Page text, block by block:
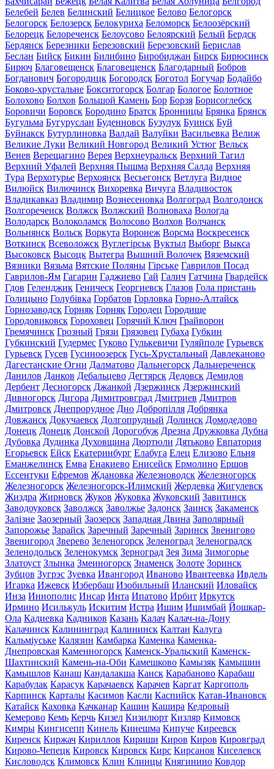
Белебей Белев Белинский Белицкое Белово Белогорск
Белогорск Белозерск Белокуриха Беломорск Белоозёрский
Белорецк Белореченск Белоусово Белоярский Белый Бердск
Бердянск Березники Березовский Березовский Берислав
Беслан Бийск Бикин Билибино Биробиджан Бирск Бирюсинск
Бирюч Благовещенск Благовещенск Благодарный Бобров
Богданович Богородицк Богородск Боготол Богучар Бодайбо
Боково-хрустальне Бокситогорск Болгар Бологое Болотное
Болохово Болхов Большой Камень Бор Борзя Борисоглебск
Боровичи Боровск Бородино Братск Бронницы Брянка Брянск
Бугульма Бугуруслан Буденновск Бузулук Буинск Буй
Буйнакск Бутурлиновка Валдай Валуйки Васильевка Велиж
Великие Луки Великий Новгород Великий Устюг Вельск
Венев Верещагино Верея Верхнеуральск Верхний Тагил
Верхний Уфалей Верхняя Пышма Верхняя Салда Верхняя
Тура Верхотурье Верхоянск Весьегонск Ветлуга Видное
Вилюйск Вилючинск Вихоревка Вичуга Владивосток
Владикавказ Владимир Вознесеновка Волгоград Волгодонск
Волгореченск Волжск Волжский Волноваха Вологда
Володарск Волоколамск Волосово Волхов Волчанск
Вольнянск Вольск Воркута Воронеж Ворсма Воскресенск
Воткинск Всеволожск Вуглегірськ Вуктыл Выборг Выкса
Высоковск Высоцк Вытегра Вышний Волочек Вяземский
Вязники Вязьма Вятские Поляны Гірське Гаврилов Посад
Гаврилов-Ям Гагарин Гаджиево Гай Галич Гатчина Гвардейск
Гдов Геленджик Геническ Георгиевск Глазов Гола пристань
Голицыно Голубівка Горбатов Горловка Горно-Алтайск
Горнозаводск Горняк Горняк Городец Городище
Городовиковск Гороховец Горячий Ключ Грайворон
Гремячинск Грозный Грязи Грязовец Губаха Губкин
Губкинский Гудермес Гуково Гулькевичи Гуляйполе Гурьевск
Гурьевск Гусев Гусиноозерск Гусь-Хрустальный Давлеканово
Дагестанские Огни Далматово Дальнегорск Дальнереченск
Данилов Данков Дебальцево Дегтярск Дедовск Демидов
Дербент Десногорск Джанкой Дзержинск Дзержинский
Дивногорск Дигора Димитровград Дмитриев Дмитров
Дмитровск Днепрорудное Дно Добропілля Добрянка
Довжанск Докучаевск Долгопрудный Долинск Домодедово
Донецк Донецк Донской Дорогобуж Дрезна Дружковка Дубна
Дубовка Дудинка Духовщина Дюртюли Дятьково Евпатория
Егорьевск Ейск Екатеринбург Елабуга Елец Елизово Ельня
Еманжелинск Емва Енакиево Енисейск Ермолино Ершов
Ессентуки Ефремов Ждановка Железноводск Железногорск
Железногорск Железногорск-Илимский Жердевка Жигулевск
Жиздра Жирновск Жуков Жуковка Жуковский Завитинск
Заводоуковск Заволжск Заволжье Задонск Заинск Закаменск
Залізне Заозерный Заозерск Западная Двина Заполярный
Запорожье Зарайск Заречный Заречный Заринск Звенигово
Звенигород Зверево Зеленогорск Зеленоград Зеленоградск
Зеленодольск Зеленокумск Зерноград Зея Зима Зимогорье
Златоуст Злынка Змеиногорск Знаменск Золоте Зоринск
Зубцов Зугрэс Зуевка Ивангород Иваново Ивантеевка Ивдель
Игарка Ижевск Избербаш Изобильный Иланский Иловайск
Инза Иннополис Инсар Инта Ипатово Ирбит Иркутск
Ирмино Исилькуль Искитим Истра Ишим Ишимбай Йошкар-
Ола Кадиевка Кадников Казань Калач Калач-на-Дону
Калачинск Калининград Калининск Калтан Калуга
Кальміуське Калязин Камбарка Каменка Каменка-
Днепровская Каменногорск Каменск-Уральский Каменск-
Шахтинский Камень-на-Оби Камешково Камызяк Камышин
Камышлов Канаш Кандалакша Канск Карабаново Карабаш
Карабулак Карасук Карачаевск Карачев Каргат Каргополь
Карпинск Карталы Касимов Касли Каспийск Катав-Ивановск
Катайск Каховка Качканар Кашин Кашира Кедровый
Кемерово Кемь Керчь Кизел Кизилюрт Кизляр Кимовск
Кимры Кингисепп Кинель Кинешма Кипуче Киреевск
Киренск Киржач Кириллов Кириши Киров Киров Кировград
Кирово-Чепецк Кировск Кировск Кирс Кирсанов Киселевск
Кисловодск Климовск Клин Клинцы Княгинино Ковдор